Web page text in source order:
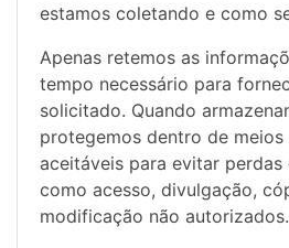
estamos coletando e como
Apenas retemos as
tempo necessário para
solicitado. Quando
protegemos dentro de
aceitáveis ​​para evitar perdas
como acesso, divulgação,
modificação não autorizados.